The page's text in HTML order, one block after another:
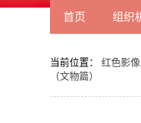
首页 组织
当前位置： 红色影像
（文物篇）